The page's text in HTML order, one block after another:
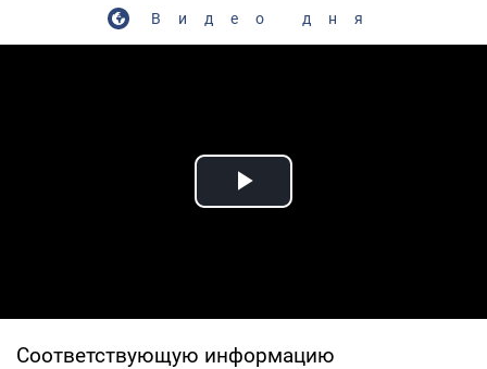
Видео дня
Play Video
Соответствующую информацию